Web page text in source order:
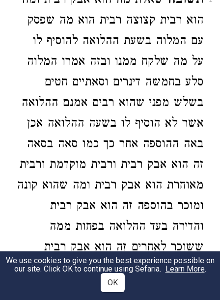
הוא רבית קצוצה רבית הוא מה שפסק
עם המלוה בשעת ההלואה להוסיף לו
על מה שלקח ממנו ובזה אמרו המלוה
סלע בחמשה דינרים וסאתיים חטים
בשלש מפני שהוא רבים אמנם ההלואה
אשר לא הוסיף לו בשעה ההלואה אכן
באה ההוספה אחר כך כמו סאה בסאה
זה הוא אבק רבית ורבית מוקדמת ורבית
מאוחרת הוא אבק רבית ומה שהוא קונה
ומוכר בהוספה זה הוא אבק רבית
והדירה בעד ההלואה בפחות ממה
ששוכר לאחרים זה הוא אבק רבית
ופסיקה על הפירות בלא שער שבשוק
ושטר עיסקא בלא שכר כל זה אבק
We use cookies to give you the best experience possible on
our site. Click OK to continue using Sefaria. Learn More.
OK